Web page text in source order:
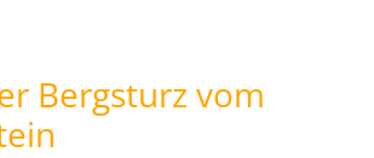
Bergsturz vom